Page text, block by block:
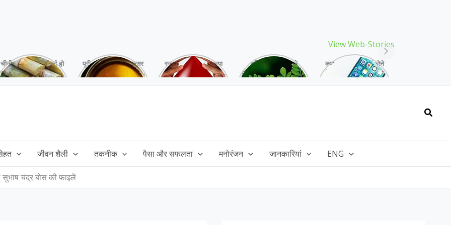
View Web-Stories
चीनी को कर दें ना, वर्ना हो
सकता है बहुत बड़ा नुक्सान
पूरी बनाने के बाद, अक्सर
तेल बच जाता है,ऐसे में
रक्तदान है ‘महादान’ क्या
आपने करवाया, स्वस्थ
गर्मियों में मिलने वाले
drumstick गुणों की खान
क्या storage full होने
के बाद मोबाइल हो रहा है
जीवन शैली तकनीक पैसा और सफलता मनोरंजन जानकारियां ENG
सुभाष चंद्र बोस की फाइलें